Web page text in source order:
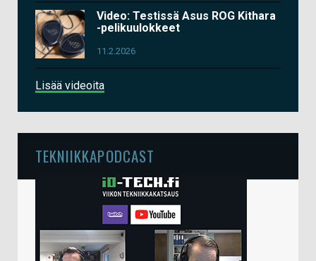
Video: Testissä Asus ROG Kithara
-pelikuulokkeet
11.2.2026
Lisää videoita
TEKNIIKKAPODCAST